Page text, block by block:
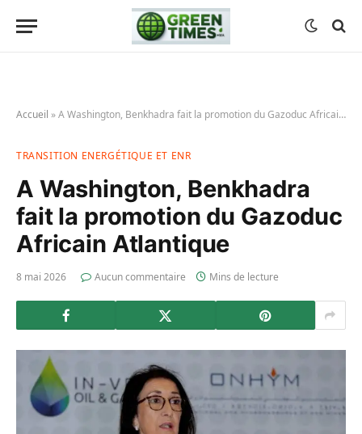
Accueil »A Washington, Benkhadra fait la promotion du Gazoduc Africain Atlantique
TRANSITION ENERGÉTIQUE ET ENR
A Washington, Benkhadra
fait la promotion du Gazoduc
Africain Atlantique
8 mai 2026 Aucun commentaire Mins de lecture